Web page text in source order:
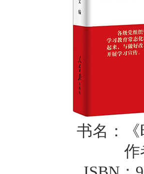
书名：
作